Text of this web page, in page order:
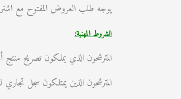
يوجه طلب العروض المفتوح مع
الشروط المهنية:
المترشحون الذي يملكون تصريح
المترشحون الذين يمتلكون سجل تجاري